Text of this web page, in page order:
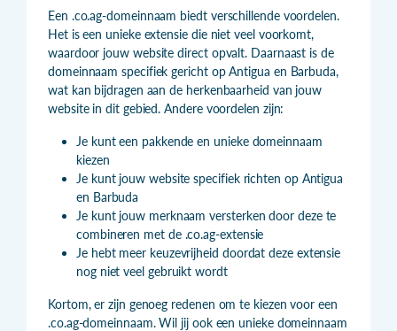
Een .co.ag-domeinnaam biedt verschillende voordelen.
Het is een unieke extensie die niet veel voorkomt,
waardoor jouw website direct opvalt. Daarnaast is de
domeinnaam specifiek gericht op Antigua en Barbuda,
wat kan bijdragen aan de herkenbaarheid van jouw
website in dit gebied. Andere voordelen zijn:
Je kunt een pakkende en unieke domeinnaam
kiezen
Je kunt jouw website specifiek richten op Antigua
en Barbuda
Je kunt jouw merknaam versterken door deze te
combineren met de .co.ag-extensie
Je hebt meer keuzevrijheid doordat deze extensie
nog niet veel gebruikt wordt
Kortom, er zijn genoeg redenen om te kiezen voor een
.co.ag-domeinnaam. Wil jij ook een unieke domeinnaam